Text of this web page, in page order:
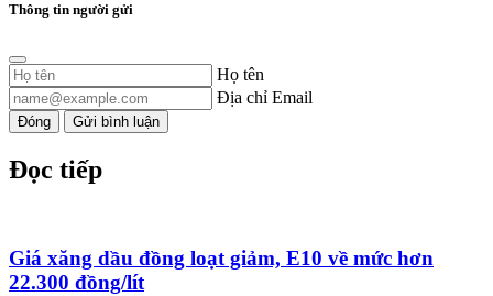
Thông tin người gửi
Họ tên
Địa chỉ Email
Đóng Gửi bình luận
Đọc tiếp
Giá xăng dầu đồng loạt giảm, E10 về mức hơn
22.300 đồng/lít